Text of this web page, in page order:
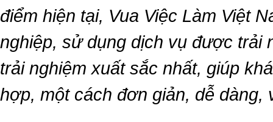
điểm hiện tại, Vua Việc Làm Việt
nghiệp, sử dụng dịch vụ được trải
trải nghiệm xuất sắc nhất, giúp
hợp, một cách đơn giản, dễ dàng,